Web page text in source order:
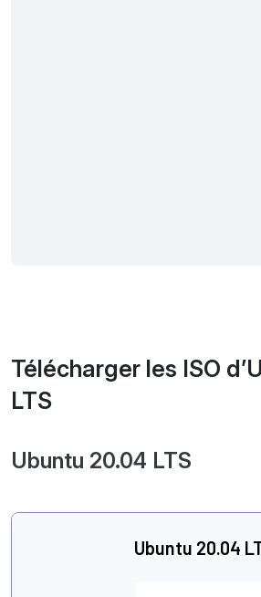
Télécharger les ISO
LTS
Ubuntu 20.04 LTS
Ubuntu 20.04